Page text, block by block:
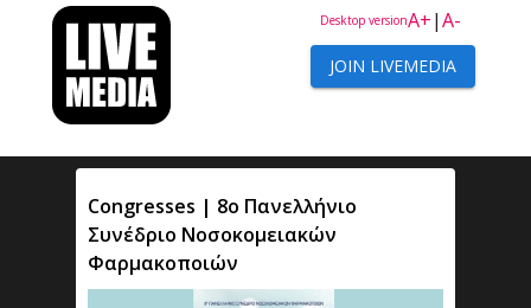
A+|A-
Desktop version
JOIN LIVEMEDIA
Congresses | 8ο Πανελλήνιο
Συνέδριο Νοσοκομειακών
Φαρμακοποιών